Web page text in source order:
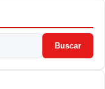
Buscar